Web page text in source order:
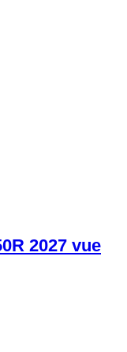
2027 vue